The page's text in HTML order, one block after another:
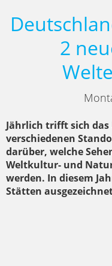
2
Jährlich trifft sich das
verschiedenen
darüber, welche
Weltkultur- und
werden. In diesem
Stätten